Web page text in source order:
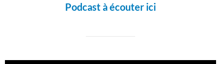
Podcast à écouter ici